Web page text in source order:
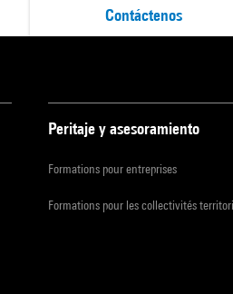
Contáctenos
Peritaje y asesoramiento
Formations pour entreprises
Formations pour les collectivités